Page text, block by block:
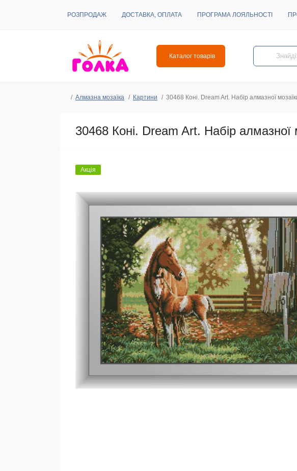
РОЗПРОДАЖ ДОСТАВКА, ОПЛАТА ПРОГРАМА ЛОЯЛЬНОСТІ
Каталог товарів
Алмазна мозаїка Картини 30468 Коні. Dream Art. Набір алмазної
30468 Коні. Dream Art. Набір алмазної
Акція